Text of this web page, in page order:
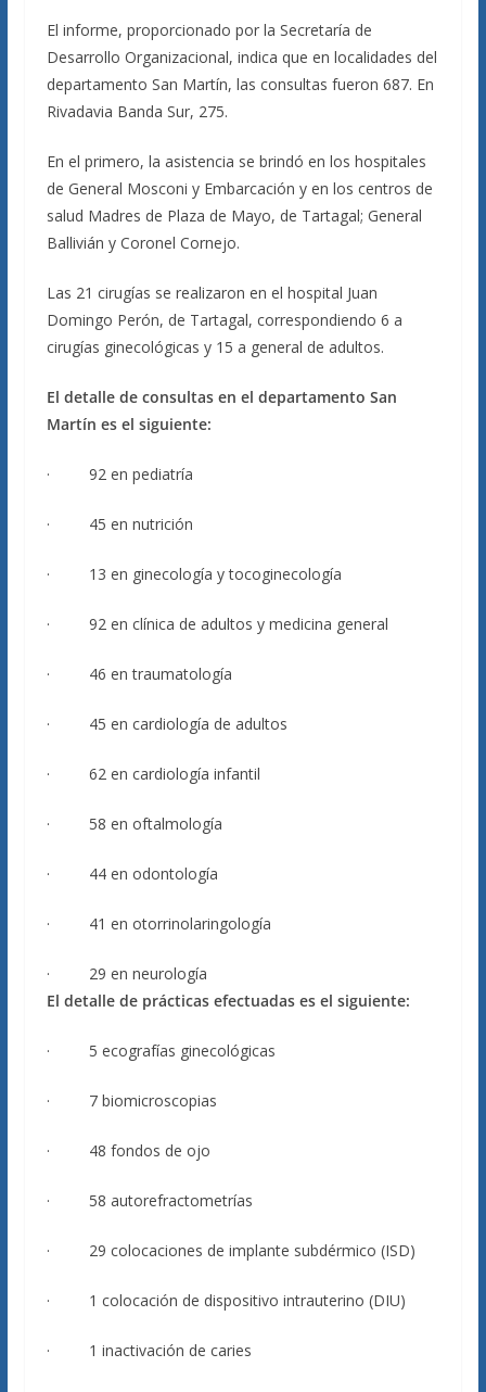
El informe, proporcionado por la Secretaría de
Desarrollo Organizacional, indica que en localidades del
departamento San Martín, las consultas fueron 687. En
Rivadavia Banda Sur, 275.
En el primero, la asistencia se brindó en los hospitales
de General Mosconi y Embarcación y en los centros de
salud Madres de Plaza de Mayo, de Tartagal; General
Ballivián y Coronel Cornejo.
Las 21 cirugías se realizaron en el hospital Juan
Domingo Perón, de Tartagal, correspondiendo 6 a
cirugías ginecológicas y 15 a general de adultos.
El detalle de consultas en el departamento San
Martín es el siguiente:
· 92 en pediatría
· 45 en nutrición
· 13 en ginecología y tocoginecología
· 92 en clínica de adultos y medicina general
· 46 en traumatología
· 45 en cardiología de adultos
· 62 en cardiología infantil
· 58 en oftalmología
· 44 en odontología
· 41 en otorrinolaringología
· 29 en neurología
El detalle de prácticas efectuadas es el siguiente:
· 5 ecografías ginecológicas
· 7 biomicroscopias
· 48 fondos de ojo
· 58 autorefractometrías
· 29 colocaciones de implante subdérmico (ISD)
· 1 colocación de dispositivo intrauterino (DIU)
· 1 inactivación de caries